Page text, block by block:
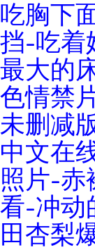
吃胸下
挡-吃着
最大的
色情禁
未删减
中文在
照片-赤
看-冲动
田杏梨